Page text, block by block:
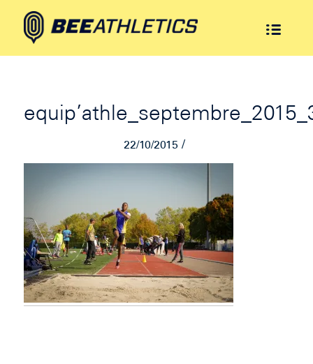
22/10/2015 /